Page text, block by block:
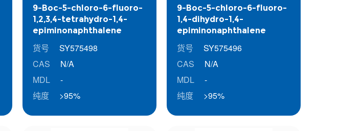
9-Boc-5-chloro-6-fluoro-
1,2,3,4-tetrahydro-1,4-
epiminonaphthalene
货号
SY575498
CAS
N/A
MDL
-
纯度
>95%
9-Boc-5-chloro-6-fluoro-
1,4-dihydro-1,4-
epiminonaphthalene
货号
SY575496
CAS
N/A
MDL
-
纯度
>95%